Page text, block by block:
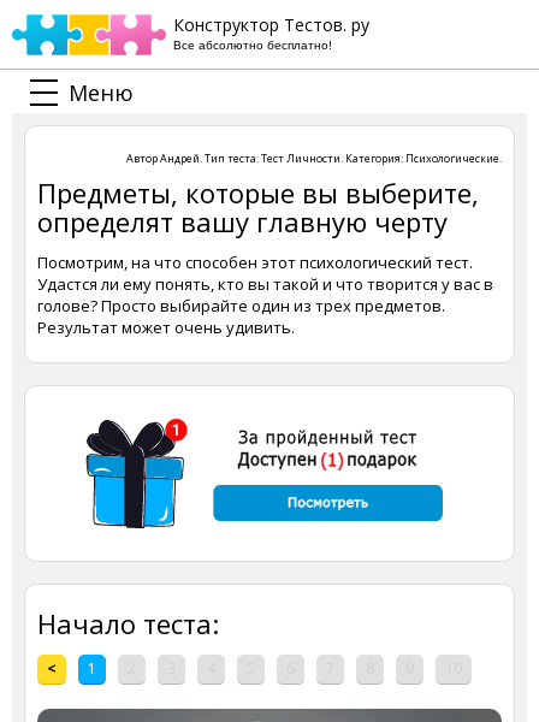
Конструктор Тестов. ру
Все абсолютно бесплатно!
Меню
АвторАндрей. Тип теста:Тест Личности. Категория: Психологические.
Предметы, которые вы выберите,
определят вашу главную черту
Посмотрим, на что способен этот психологический тест.
Удастся ли ему понять, кто вы такой и что творится у вас в
голове? Просто выбирайте один из трех предметов.
Результат может очень удивить.
Начало теста:
< 1